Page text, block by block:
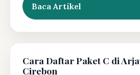
Baca Artikel
Cara Daftar Paket C di
Cirebon